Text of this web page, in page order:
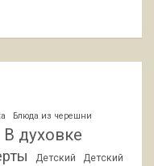
Блюда из черешни
В духовке
Детский
Детский